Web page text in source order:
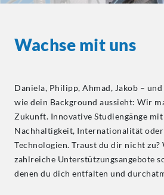
Wachse mit uns
Daniela, Philipp, Ahmad, Jakob – und
wie dein Background aussieht: Wir
Zukunft. Innovative Studiengänge
Nachhaltigkeit, Internationalität
Technologien. Traust du dir nicht
zahlreiche Unterstützungsangebote
denen du dich entfalten und